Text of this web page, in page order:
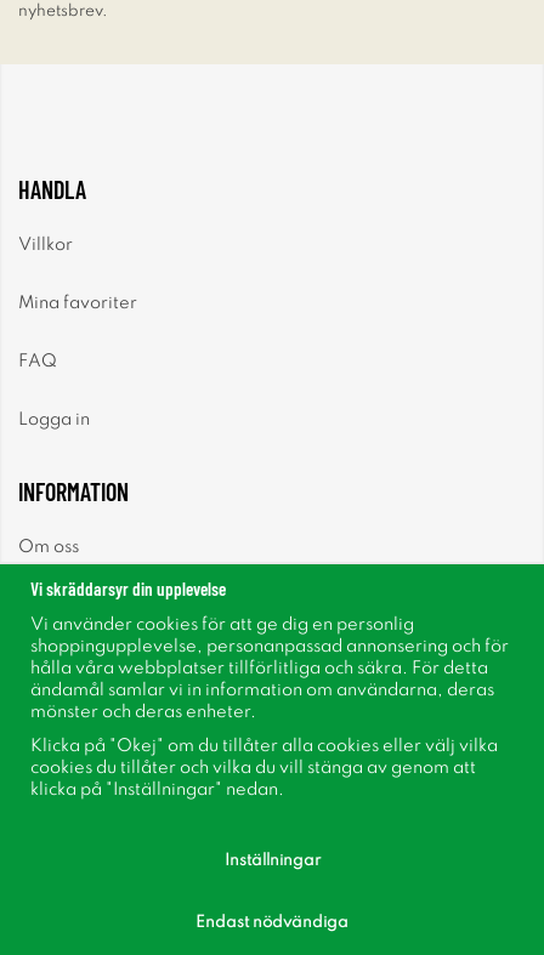
nyhetsbrev.
HANDLA
Villkor
Mina favoriter
FAQ
Logga in
INFORMATION
Om oss
Nyhetsbrev
Om cookies
Inspiration
Vi skräddarsyr din upplevelse
Vi använder cookies för att ge dig en personlig
shoppingupplevelse, personanpassad annonsering och för
hålla våra webbplatser tillförlitliga och säkra. För detta
ändamål samlar vi in information om användarna, deras
mönster och deras enheter.
Klicka på "Okej" om du tillåter alla cookies eller välj vilka
cookies du tillåter och vilka du vill stänga av genom att
klicka på "Inställningar" nedan.
Inställningar
Endast nödvändiga